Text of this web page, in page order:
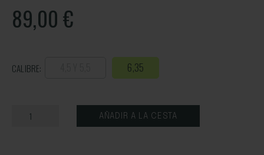
89,00€
CALIBRE: 6,35
AÑADIR A LA CESTA